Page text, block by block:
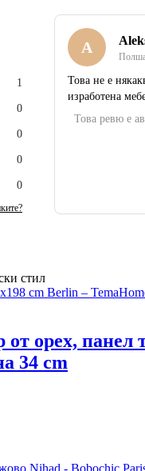
1
0
0
0
0
A
Това не е
изработена
Това ревю е
от орех,
34 cm